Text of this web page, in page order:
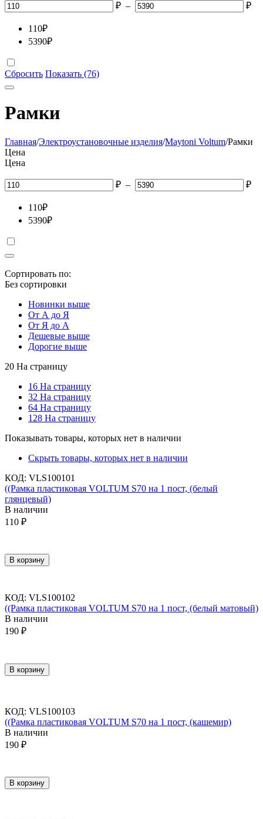
₽ – ₽
110₽
5390₽
Сбросить Показать (76)
Рамки
Главная/Электроустановочные изделия/Maytoni Voltum/Рамки
Цена
Цена
₽ – ₽
110₽
5390₽
Сортировать по:
Без сортировки
Новинки выше
От А до Я
От Я до А
Дешевые выше
Дорогие выше
20 На страницу
16 На страницу
32 На страницу
64 На страницу
128 На страницу
Показывать товары, которых нет в наличии
Скрыть товары, которых нет в наличии
КОД: VLS100101
((Рамка пластиковая VOLTUM S70 на 1 пост, (белый
глянцевый)
В наличии
110 ₽
В корзину
КОД: VLS100102
((Рамка пластиковая VOLTUM S70 на 1 пост, (белый матовый)
В наличии
190 ₽
В корзину
КОД: VLS100103
((Рамка пластиковая VOLTUM S70 на 1 пост, (кашемир)
В наличии
190 ₽
В корзину